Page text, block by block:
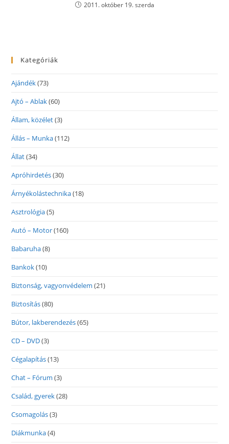
2011. október 19. szerda
Kategóriák
Ajándék(73)
Ajtó – Ablak(60)
Állam, közélet(3)
Állás – Munka(112)
Állat(34)
Apróhirdetés(30)
Árnyékolástechnika(18)
Asztrológia(5)
Autó – Motor(160)
Babaruha(8)
Bankok(10)
Biztonság, vagyonvédelem (21)
Biztosítás(80)
Bútor, lakberendezés(65)
CD – DVD(3)
Cégalapítás(13)
Chat – Fórum (3)
Család, gyerek(28)
Csomagolás(3)
Diákmunka(4)